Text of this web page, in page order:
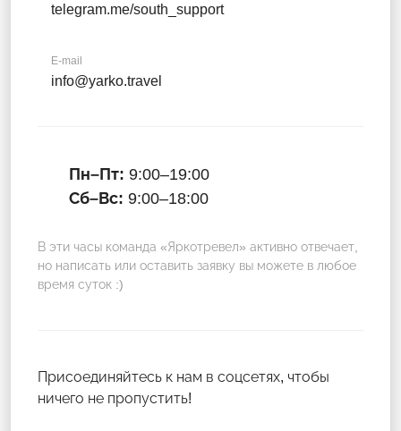
telegram.me/south_support
E-mail
info@yarko.travel
Пн–Пт: 9:00–19:00
Сб–Вс: 9:00–18:00
В эти часы команда «Яркотревел» активно отвечает,
но написать или оставить заявку вы можете в любое
время суток :)
Присоединяйтесь к нам в соцсетях, чтобы
ничего не пропустить!